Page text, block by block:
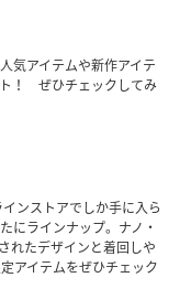
気アイテムや新作アイテ
！ ぜひチェックしてみ
ンストアでしか手に入ら
にラインナップ。ナノ・
れたデザインと着回しや
アイテムをぜひチェック